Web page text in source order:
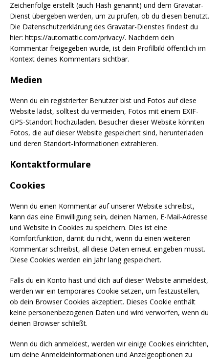
Zeichenfolge erstellt (auch Hash genannt) und dem Gravatar-
Dienst übergeben werden, um zu prüfen, ob du diesen benutzt.
Die Datenschutzerklärung des Gravatar-Dienstes findest du
hier: https://automattic.com/privacy/. Nachdem dein
Kommentar freigegeben wurde, ist dein Profilbild öffentlich im
Kontext deines Kommentars sichtbar.
Medien
Wenn du ein registrierter Benutzer bist und Fotos auf diese
Website lädst, solltest du vermeiden, Fotos mit einem EXIF-
GPS-Standort hochzuladen. Besucher dieser Website könnten
Fotos, die auf dieser Website gespeichert sind, herunterladen
und deren Standort-Informationen extrahieren.
Kontaktformulare
Cookies
Wenn du einen Kommentar auf unserer Website schreibst,
kann das eine Einwilligung sein, deinen Namen, E-Mail-Adresse
und Website in Cookies zu speichern. Dies ist eine
Komfortfunktion, damit du nicht, wenn du einen weiteren
Kommentar schreibst, all diese Daten erneut eingeben musst.
Diese Cookies werden ein Jahr lang gespeichert.
Falls du ein Konto hast und dich auf dieser Website anmeldest,
werden wir ein temporäres Cookie setzen, um festzustellen,
ob dein Browser Cookies akzeptiert. Dieses Cookie enthält
keine personenbezogenen Daten und wird verworfen, wenn du
deinen Browser schließt.
Wenn du dich anmeldest, werden wir einige Cookies einrichten,
um deine Anmeldeinformationen und Anzeigeoptionen zu